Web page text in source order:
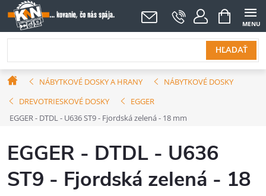
Prejsť
na
obsah
HĽADAŤ
NÁKUPNÝ
KOŠÍK
DomovNÁBYTKOVÉ DOSKY A HRANY
NÁBYTKOVÉ DOSKY
DREVOTRIESKOVÉ DOSKY
EGGER
EGGER - DTDL - U636 ST9 - Fjordská zelená - 18 mm
EGGER - DTDL - U636
ST9 - Fjordská zelená - 18